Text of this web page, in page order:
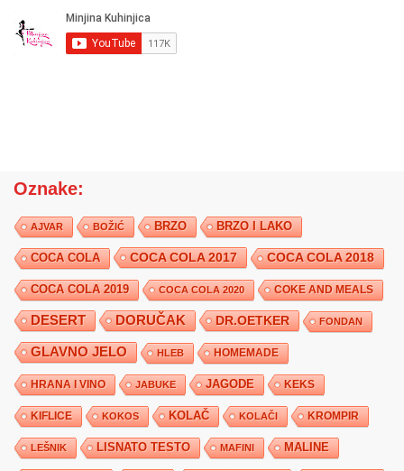
Oznake:
AJVAR BOŽIĆ BRZO BRZO I LAKO
COCA COLA COCA COLA 2017 COCA COLA 2018
COCA COLA 2019 COCA COLA 2020 COKE AND MEALS
DESERT DORUČAK DR.OETKER FONDAN
GLAVNO JELO HLEB HOMEMADE
HRANA I VINO JABUKE JAGODE KEKS
KIFLICE KOKOS KOLAČ KOLAČI KROMPIR
LEŠNIK LISNATO TESTO MAFINI MALINE